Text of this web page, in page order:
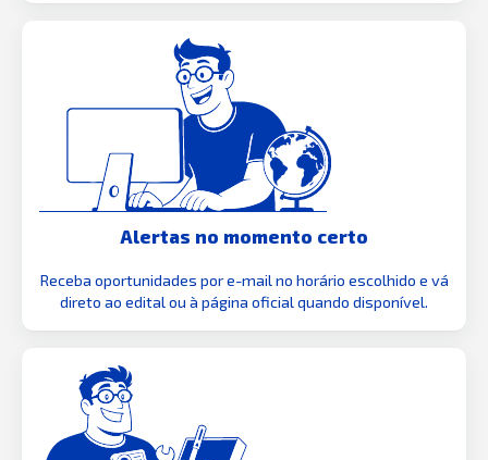
Alertas no momento certo
Receba oportunidades por e-mail no horário escolhido e vá
direto ao edital ou à página oficial quando disponível.